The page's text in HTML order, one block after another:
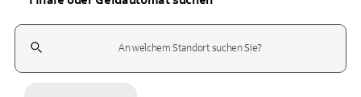
Suchfeld